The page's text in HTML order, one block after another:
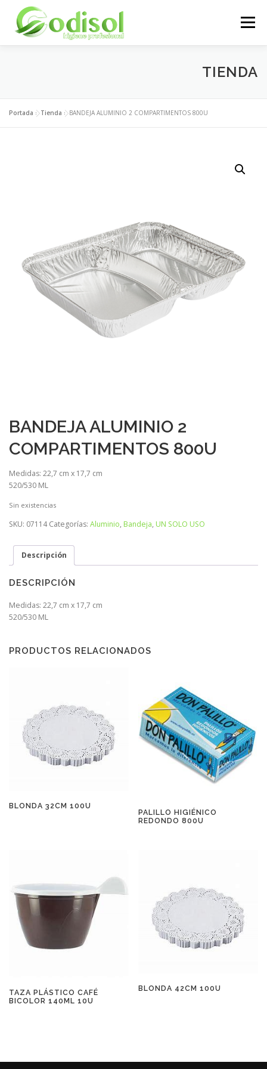
contenido
Menú
ÁREA CLIENTES CONTACTO
TIENDA
Portada »Tienda »BANDEJA ALUMINIO 2 COMPARTIMENTOS 800U
BANDEJA ALUMINIO 2
COMPARTIMENTOS 800U
Medidas: 22,7 cm x 17,7 cm
520/530 ML
Sin existencias
SKU: 07114 Categorías: Aluminio, Bandeja, UN SOLO USO
Descripción
DESCRIPCIÓN
Medidas: 22,7 cm x 17,7 cm
520/530 ML
PRODUCTOS RELACIONADOS
BLONDA 32CM 100U
PALILLO HIGIÉNICO
REDONDO 800U
TAZA PLÁSTICO CAFÉ
BICOLOR 140ML 10U
BLONDA 42CM 100U